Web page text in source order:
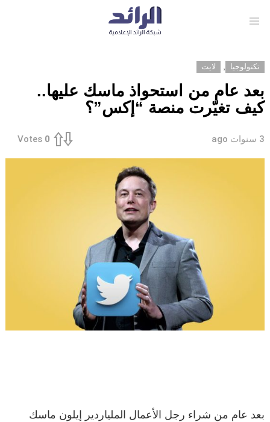
تكنولوجيا لايت
بعد عام من استحواذ ماسك عليها..
كيف تغيّرت منصة “إكس”؟
3 سنوات ago 0
Votes
بعد عام من شراء رجل الأعمال الملياردير إيلون ماسك